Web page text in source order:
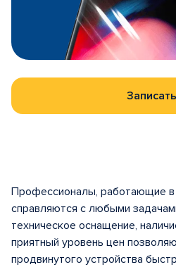
Профессионалы, работающие в
справляются с любыми
техническое оснащение,
приятный уровень цен
продвинутого устройства